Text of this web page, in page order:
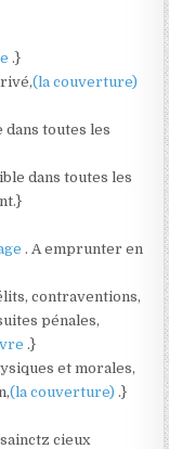
.}
(la couverture)
dans toutes les
dans toutes les
. A emprunter en
contraventions,
pénales,
.}
et morales,
(la couverture).}
cieux